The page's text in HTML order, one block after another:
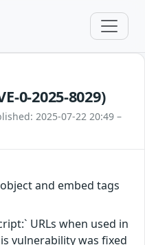
0-2025-8029)
2025-07-22 20:49 –
and embed tags
URLs when used in
vulnerability was fixed